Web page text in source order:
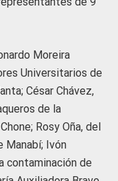
Moreira
Universitarios de
César Chávez,
de la
Rosy Oña, del
Manabí; Ivón
contaminación de